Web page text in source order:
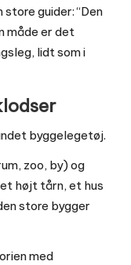
guider: “Den
måde er det
lidt som i
byggelegetøj.
zoo, by) og
højt tårn, et hus
store bygger
med